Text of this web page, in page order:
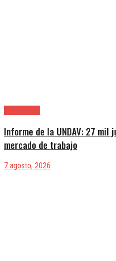
Informe de la UNDAV: 27 mil
mercado de trabajo
7 agosto, 2026